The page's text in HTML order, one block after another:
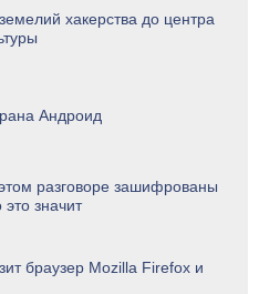
хакерства до центра
Андроид
разговоре зашифрованы
значит
браузер Mozilla Firefox и